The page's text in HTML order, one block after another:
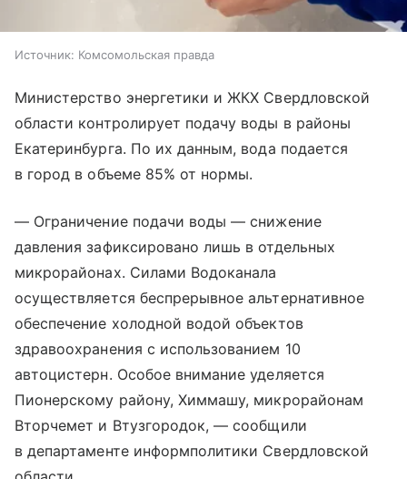
Источник: Комсомольская правда
Министерство энергетики и ЖКХ Свердловской
области контролирует подачу воды в районы
Екатеринбурга. По их данным, вода подается
в город в объеме 85% от нормы.
— Ограничение подачи воды — снижение
давления зафиксировано лишь в отдельных
микрорайонах. Силами Водоканала
осуществляется беспрерывное альтернативное
обеспечение холодной водой объектов
здравоохранения с использованием 10
автоцистерн. Особое внимание уделяется
Пионерскому району, Химмашу, микрорайонам
Вторчемет и Втузгородок, — сообщили
в департаменте информполитики Свердловской